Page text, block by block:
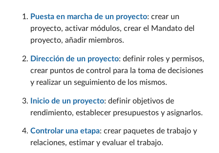
Puesta en marcha de un proyecto: crear un
proyecto, activar módulos, crear el Mandato del
proyecto, añadir miembros.
Dirección de un proyecto: definir roles y permisos,
crear puntos de control para la toma de decisiones
y realizar un seguimiento de los mismos.
Inicio de un proyecto: definir objetivos de
rendimiento, establecer presupuestos y asignarlos.
Controlar una etapa: crear paquetes de trabajo y
relaciones, estimar y evaluar el trabajo.